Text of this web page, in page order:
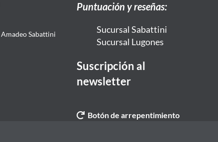
Sabattini
Puntuación y reseñas:
Sucursal Sabattini
Sucursal Lugones
Suscripción al
newsletter
Botón de arrepentimiento